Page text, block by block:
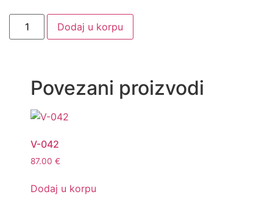
Dodaj u korpu
Povezani proizvodi
V-042
87.00 €
Dodaj u korpu